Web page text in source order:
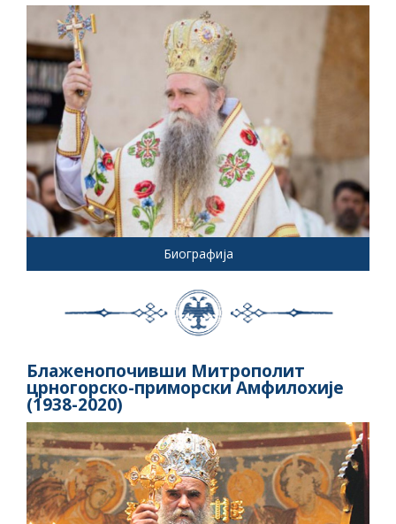
Биографија
Блаженопочивши Митрополит
црногорско-приморски Амфилохије
(1938-2020)